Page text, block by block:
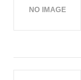
NO IMAGE